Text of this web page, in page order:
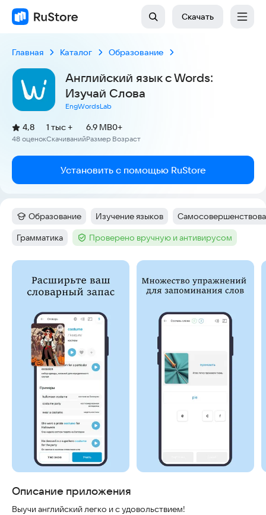
Скачать
Главная Каталог Образование
Английский язык c Words:
Изучай Слова
EngWordsLab
Рейтинг:
4,8
(
48 оценок
)
Скачиваний
1 тыс +
Размер
6.9 MB
Возраст
0+
Установить с помощью RuStore
Категория:
Образование Тег:
Изучение языков Тег:
Тег:
Грамматика Тег :Проверено вручную и антивирусом
Скриншоты
Описание приложения
Выучи английский легко и с удовольствием!